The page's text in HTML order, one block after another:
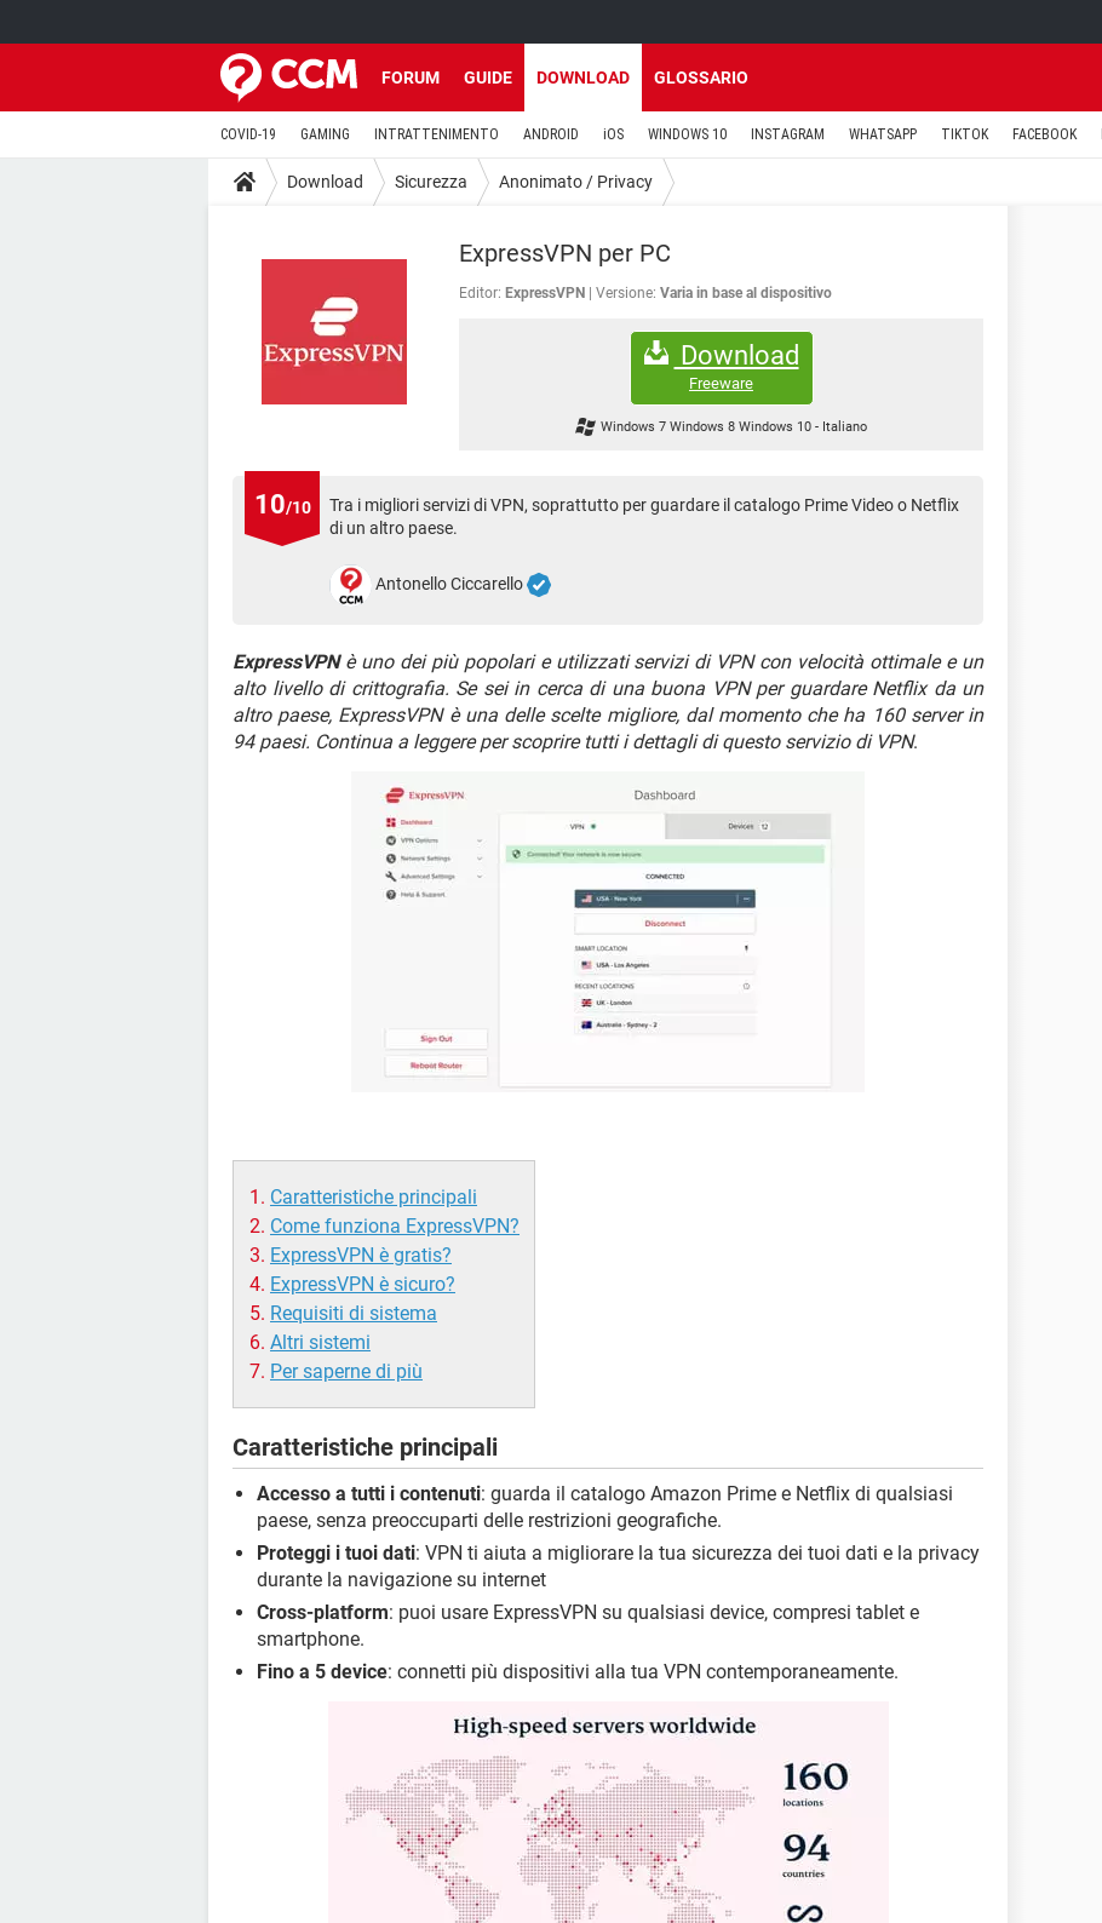
FORUM GUIDE DOWNLOAD GLOSSARIO
COVID-19 GAMING INTRATTENIMENTO ANDROID iOS WINDOWS 10 INSTAGRAM WHATSAPP TIKTOK FACEBOOK
Download Sicurezza Anonimato / Privacy
ExpressVPN per PC
Editor: ExpressVPN Versione: Varia in base al dispositivo
Download
Freeware
Windows 7 Windows 8 Windows 10 - Italiano
10/10
Tra i migliori servizi di VPN, soprattutto per guardare il catalogo Prime Video o Netflix
di un altro paese.
Antonello Ciccarello
ExpressVPNè uno dei più popolari e utilizzati servizi di VPN con velocità ottimale e un
alto livello di crittografia. Se sei in cerca di una buona VPN per guardare Netflix da un
altro paese, ExpressVPN è una delle scelte migliore, dal momento che ha 160 server in
94 paesi. Continua a leggere per scoprire tutti i dettagli di questo servizio di VPN.
Caratteristiche principali
Come funziona ExpressVPN?
ExpressVPN è gratis?
ExpressVPN è sicuro?
Requisiti di sistema
Altri sistemi
Per saperne di più
Caratteristiche principali
Accesso a tutti i contenuti: guarda il catalogo Amazon Prime e Netflix di qualsiasi
paese, senza preoccuparti delle restrizioni geografiche.
Proteggi i tuoi dati: VPN ti aiuta a migliorare la tua sicurezza dei tuoi dati e la privacy
durante la navigazione su internet
Cross-platform: puoi usare ExpressVPN su qualsiasi device, compresi tablet e
smartphone.
Fino a 5 device: connetti più dispositivi alla tua VPN contemporaneamente.